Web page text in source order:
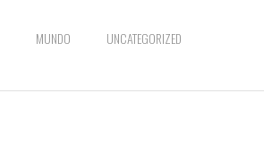
MUNDO UNCATEGORIZED